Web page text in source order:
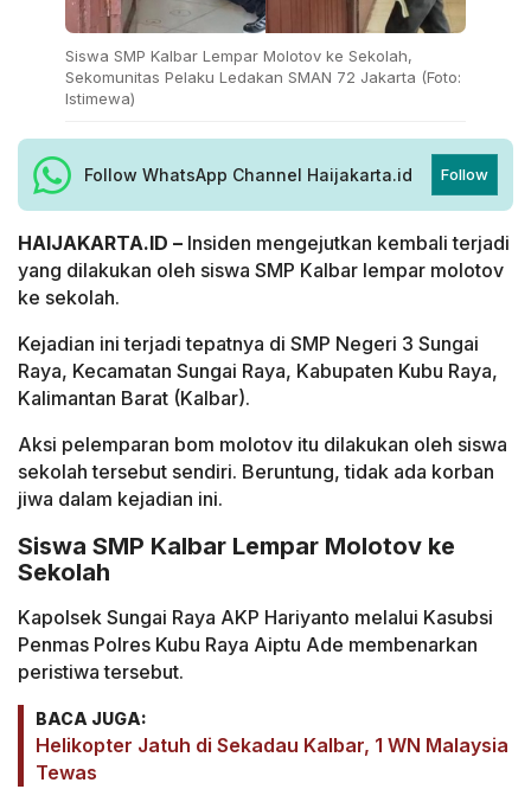
Siswa SMP Kalbar Lempar Molotov ke Sekolah,
Sekomunitas Pelaku Ledakan SMAN 72 Jakarta (Foto:
Istimewa)
Follow WhatsApp Channel Haijakarta.id Follow
HAIJAKARTA.ID – Insiden mengejutkan kembali terjadi
yang dilakukan oleh siswa SMP Kalbar lempar molotov
ke sekolah.
Kejadian ini terjadi tepatnya di SMP Negeri 3 Sungai
Raya, Kecamatan Sungai Raya, Kabupaten Kubu Raya,
Kalimantan Barat (Kalbar).
Aksi pelemparan bom molotov itu dilakukan oleh siswa
sekolah tersebut sendiri. Beruntung, tidak ada korban
jiwa dalam kejadian ini.
Siswa SMP Kalbar Lempar Molotov ke
Sekolah
Kapolsek Sungai Raya AKP Hariyanto melalui Kasubsi
Penmas Polres Kubu Raya Aiptu Ade membenarkan
peristiwa tersebut.
BACA JUGA:
Helikopter Jatuh di Sekadau Kalbar, 1 WN Malaysia
Tewas